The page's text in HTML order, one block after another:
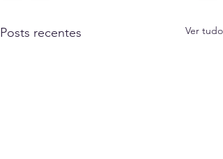
Posts recentes Ver tudo